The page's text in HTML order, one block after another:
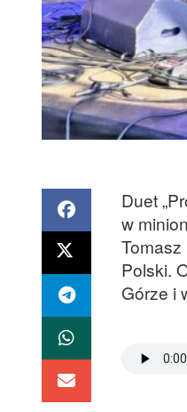
Duet
w
Tomasz
Polski.
Górze i